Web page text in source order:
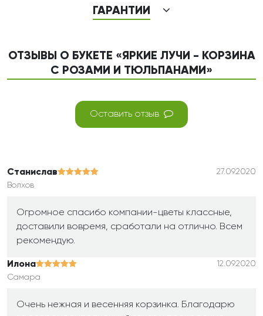
ГАРАНТИИ
ОТЗЫВЫ О БУКЕТЕ «ЯРКИЕ ЛУЧИ - КОРЗИНА
С РОЗАМИ И ТЮЛЬПАНАМИ»
Оставить отзыв
Станислав
27.09.2020
Волхов
Огромное спасибо компании-цветы классные,
доставили вовремя, сработали на отлично. Всем
рекомендую.
Илона
12.09.2020
Самара
Очень нежная и весенняя корзинка. Благодарю